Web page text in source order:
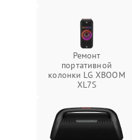
Ремонт
портативной
колонки LG XBOOM
XL7S